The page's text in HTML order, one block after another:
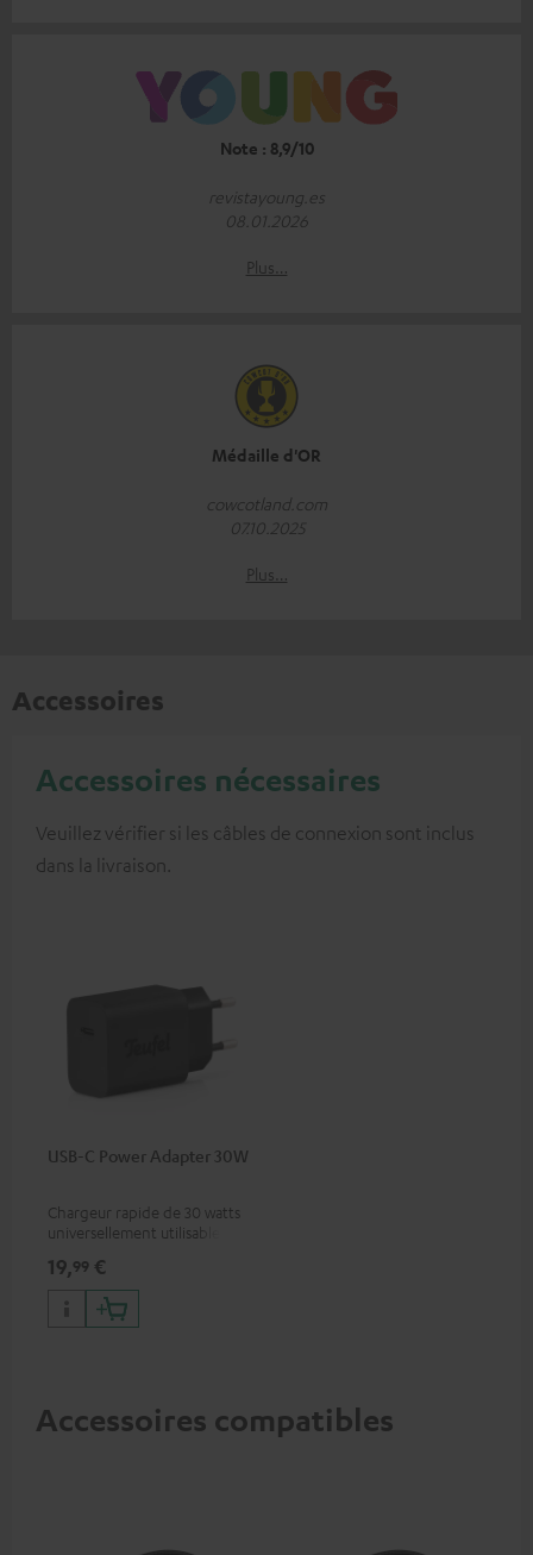
Note : 8,9/10
revistayoung.es
08.01.2026
Plus…
Médaille d'OR
cowcotland.com
07.10.2025
Plus…
Accessoires
Accessoires nécessaires
Veuillez vérifier si les câbles de connexion sont inclus
dans la livraison.
USB-C Power Adapter 30W
Chargeur rapide de 30 watts
universellement utilisable
portables, ainsi que pour
iPhones Apple, smartphones
Android, tablettes et
appareils avec port USB-C
19,99 €
Accessoires compatibles